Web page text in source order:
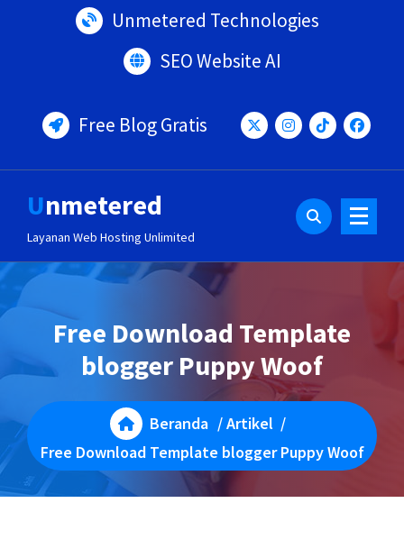
Unmetered Technologies
SEO Website AI
Free Blog Gratis
Unmetered
Layanan Web Hosting Unlimited
Free Download Template
blogger Puppy Woof
Beranda /Artikel /
Free Download Template blogger Puppy Woof